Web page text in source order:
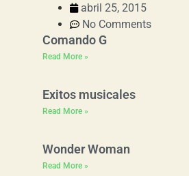
abril 25, 2015
No Comments
Comando G
Read More »
Exitos musicales
Read More »
Wonder Woman
Read More »